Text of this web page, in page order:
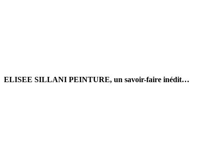
ELISEE SILLANI PEINTURE, un savoir-faire inédit…